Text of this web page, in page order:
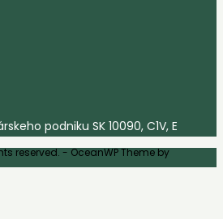
podniku SK 10090, C1V, E
reserved. - OceanWP Theme by